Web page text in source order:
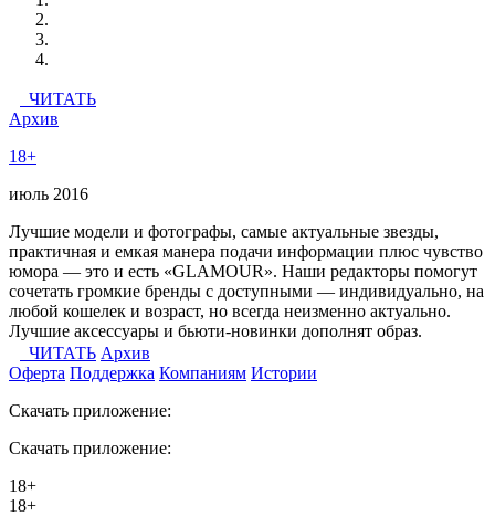
ЧИТАТЬ
Архив
18+
июль 2016
Лучшие модели и фотографы, самые актуальные звезды,
практичная и емкая манера подачи информации плюс чувство
юмора — это и есть «GLAMOUR». Наши редакторы помогут
сочетать громкие бренды с доступными — индивидуально, на
любой кошелек и возраст, но всегда неизменно актуально.
Лучшие аксессуары и бьюти-новинки дополнят образ.
ЧИТАТЬ Архив
Оферта Поддержка Компаниям Истории
Скачать приложение:
Скачать приложение:
18+
18+